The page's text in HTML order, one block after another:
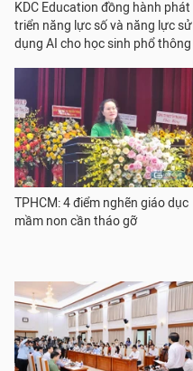
KDC Education đồng hành phát
triển năng lực số và năng lực sử
dụng AI cho học sinh phổ thông
TPHCM: 4 điểm nghẽn giáo dục
mầm non cần tháo gỡ